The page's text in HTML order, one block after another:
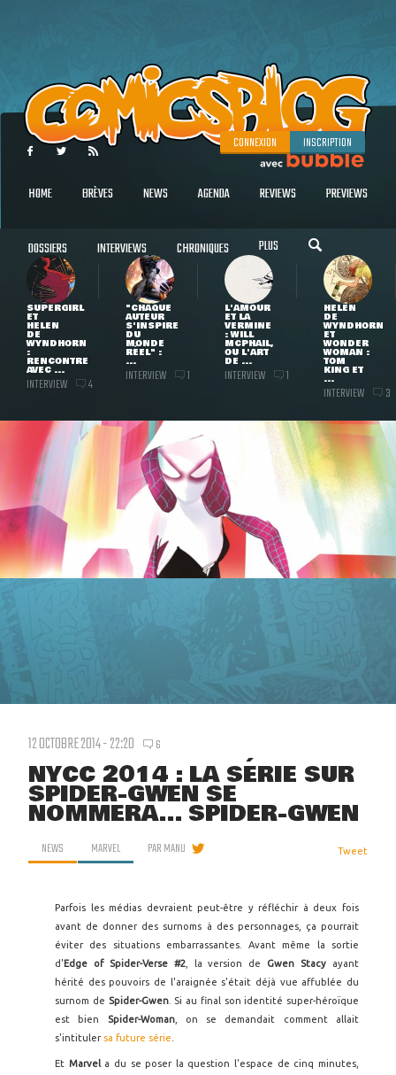
CONNEXION INSCRIPTION
HOME BRÈVES NEWS AGENDA REVIEWS PREVIEWS
DOSSIERS INTERVIEWS CHRONIQUES PLUS
SUPERGIRL
ET
HELEN
DE
WYNDHORN
:
RENCONTRE
AVEC ...
INTERVIEW 4
"CHAQUE
AUTEUR
S'INSPIRE
DU
MONDE
RÉEL" :
...
INTERVIEW 1
L'AMOUR
ET LA
VERMINE
: WILL
MCPHAIL,
OU L'ART
DE ...
INTERVIEW 1
HELEN
DE
WYNDHORN
ET
WONDER
WOMAN :
TOM
KING ET
...
INTERVIEW 3
12 OCTOBRE 2014 - 22:20 6
NYCC 2014 : LA SÉRIE SUR
SPIDER-GWEN SE
NOMMERA... SPIDER-GWEN
NEWS MARVEL PARMANU Tweet
Parfois les médias devraient peut-être y réfléchir à deux fois
avant de donner des surnoms à des personnages, ça pourrait
éviter des situations embarrassantes. Avant même la sortie
d'Edge of Spider-Verse #2, la version de Gwen Stacy ayant
hérité des pouvoirs de l'araignée s'était déjà vue affublée du
surnom de Spider-Gwen. Si au final son identité super-héroïque
est bien
Spider-Woman, on se demandait comment allait
s'intituler sa future série
Et Marvel a du se poser la question l'espace de cinq minutes,